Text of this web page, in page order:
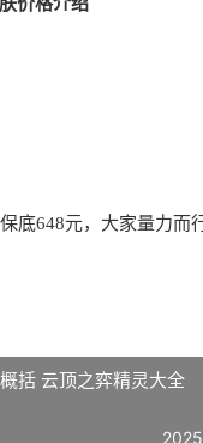
648元，大家量力而行
括 云顶之弈精灵大全